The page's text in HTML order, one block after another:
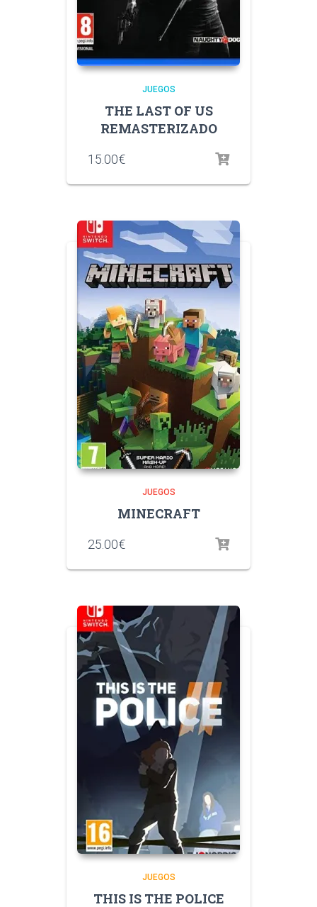
JUEGOS
THE LAST OF US
REMASTERIZADO
15.00€
JUEGOS
MINECRAFT
25.00€
JUEGOS
THIS IS THE POLICE